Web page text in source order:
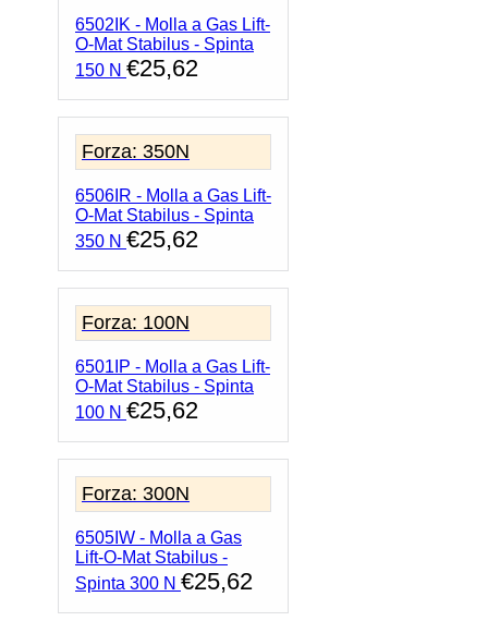
Spinta6502IK - Molla a Gas Lift-
O-Mat Stabilus - Spinta
150 N €25,62
Forza: 350N
6506IR - Molla a Gas Lift-
O-Mat Stabilus - Spinta
350 N €25,62
Forza: 100N
6501IP - Molla a Gas Lift-
O-Mat Stabilus - Spinta
100 N €25,62
Forza: 300N
6505IW - Molla a Gas
Lift-O-Mat Stabilus -
Spinta 300 N €25,62